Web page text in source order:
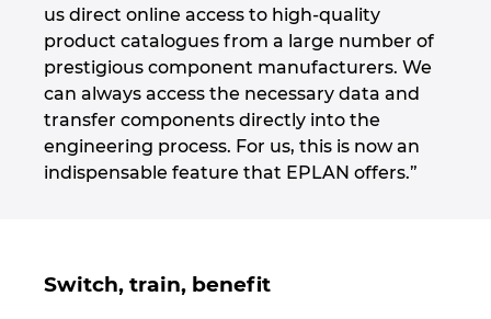
us direct online access to high-quality
product catalogues from a large number of
prestigious component manufacturers. We
can always access the necessary data and
transfer components directly into the
engineering process. For us, this is now an
indispensable feature that EPLAN offers.”
Switch, train, benefit